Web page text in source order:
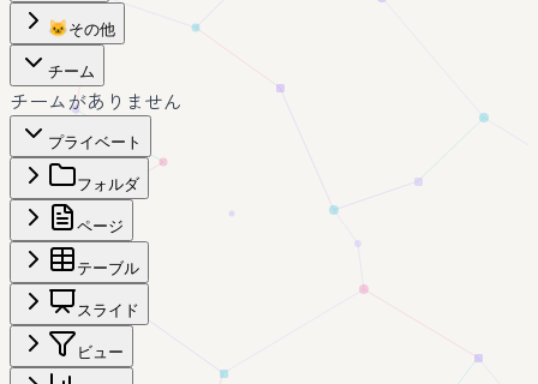
🐱 その他
チーム
チームがありません
プライベート
フォルダ
ページ
テーブル
スライド
ビュー